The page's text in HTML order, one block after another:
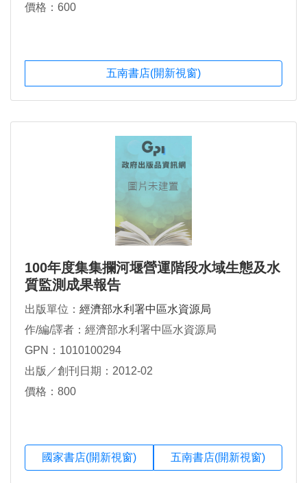
價格：600
五南書店(開新視窗)
100年度集集攔河堰營運階段水域生態及水
質監測成果報告
出版單位： 經濟部水利署中區水資源局
作/編/譯者：經濟部水利署中區水資源局
GPN：1010100294
出版／創刊日期：2012-02
價格：800
國家書店(開新視窗) 五南書店(開新視窗)